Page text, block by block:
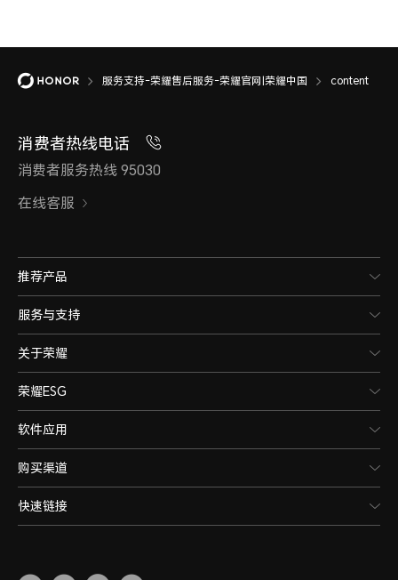
服务支持-荣耀售后服务-荣耀官网|荣耀中国 content
消费者热线电话
消费者服务热线 95030
在线客服
推荐产品
服务与支持
关于荣耀
荣耀ESG
软件应用
购买渠道
快速链接